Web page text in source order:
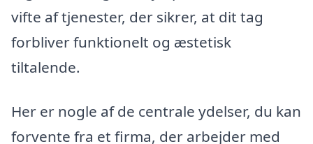
vifte af tjenester, der sikrer, at dit tag
forbliver funktionelt og æstetisk
tiltalende.
Her er nogle af de centrale ydelser, du kan
forvente fra et firma, der arbejder med